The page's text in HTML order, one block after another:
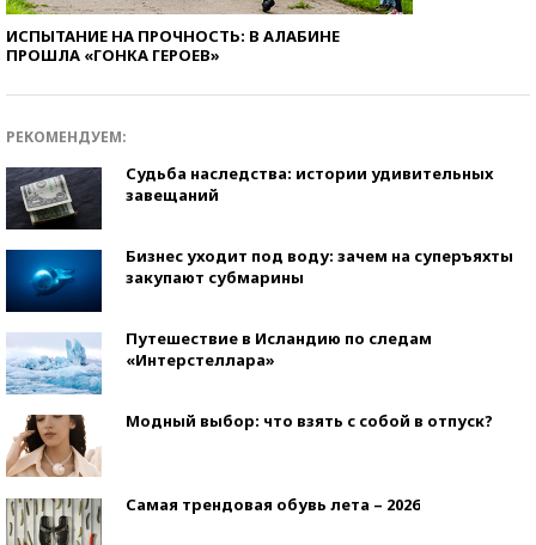
ИСПЫТАНИЕ НА ПРОЧНОСТЬ: В АЛАБИНЕ
ПРОШЛА «ГОНКА ГЕРОЕВ»
РЕКОМЕНДУЕМ:
Судьба наследства: истории удивительных
завещаний
Бизнес уходит под воду: зачем на суперъяхты
закупают субмарины
Путешествие в Исландию по следам
«Интерстеллара»
Модный выбор: что взять с собой в отпуск?
Самая трендовая обувь лета – 2026